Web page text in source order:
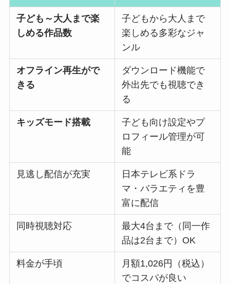
子ども～大人まで楽
しめる作品数
子どもから大人まで
楽しめる多彩なジャ
ンル
オフライン再生がで
きる
ダウンロード機能で
外出先でも視聴でき
る
キッズモード搭載
子ども向け設定やプ
ロフィール管理が可
能
見逃し配信が充実
日本テレビ系ドラ
マ・バラエティを豊
富に配信
同時視聴対応
最大4台まで（同一作
品は2台まで）OK
料金が手頃
月額1,026円（税込）
でコスパが良い